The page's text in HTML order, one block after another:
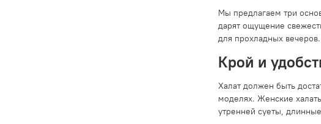
Мы предлагаем три
дарят ощущение
для прохладных вечеров.
Крой и
Халат должен быть
моделях. Женские
утренней суеты,